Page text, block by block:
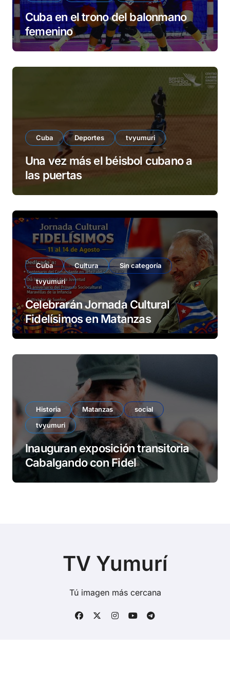
Cuba en el trono del balonmano
femenino
Cuba Deportes tvyumuri
Una vez más el béisbol cubano a
las puertas
Cuba Cultura
Sin categoría
tvyumuri
Celebrarán Jornada Cultural
Fidelísimos en Matanzas
Historia Matanzas
social
tvyumuri
Inauguran exposición transitoria
Cabalgando con Fidel
TV Yumurí
Tú imagen más cercana